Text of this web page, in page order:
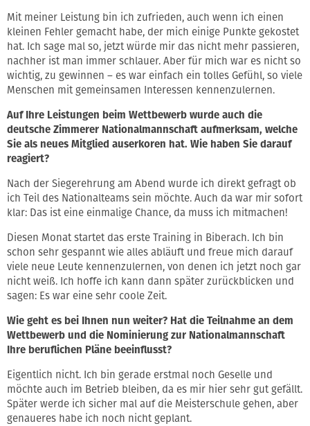
Mit meiner Leistung bin ich zufrieden, auch wenn ich einen
kleinen Fehler gemacht habe, der mich einige Punkte gekostet
hat. Ich sage mal so, jetzt würde mir das nicht mehr passieren,
nachher ist man immer schlauer. Aber für mich war es nicht so
wichtig, zu gewinnen – es war einfach ein tolles Gefühl, so viele
Menschen mit gemeinsamen Interessen kennenzulernen.
Auf Ihre Leistungen beim Wettbewerb wurde auch die
deutsche Zimmerer Nationalmannschaft aufmerksam, welche
Sie als neues Mitglied auserkoren hat. Wie haben Sie darauf
reagiert?
Nach der Siegerehrung am Abend wurde ich direkt gefragt ob
ich Teil des Nationalteams sein möchte. Auch da war mir sofort
klar: Das ist eine einmalige Chance, da muss ich mitmachen!
Diesen Monat startet das erste Training in Biberach. Ich bin
schon sehr gespannt wie alles abläuft und freue mich darauf
viele neue Leute kennenzulernen, von denen ich jetzt noch gar
nicht weiß. Ich hoffe ich kann dann später zurückblicken und
sagen: Es war eine sehr coole Zeit.
Wie geht es bei Ihnen nun weiter? Hat die Teilnahme an dem
Wettbewerb und die Nominierung zur Nationalmannschaft
Ihre beruflichen Pläne beeinflusst?
Eigentlich nicht. Ich bin gerade erstmal noch Geselle und
möchte auch im Betrieb bleiben, da es mir hier sehr gut gefällt.
Später werde ich sicher mal auf die Meisterschule gehen, aber
genaueres habe ich noch nicht geplant.